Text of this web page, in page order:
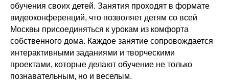
обучения своих детей. Занятия проходят в формате
видеоконференций, что позволяет детям со всей
Москвы присоединяться к урокам из комфорта
собственного дома. Каждое занятие сопровождается
интерактивными заданиями и творческими
проектами, которые делают обучение не только
познавательным, но и веселым.